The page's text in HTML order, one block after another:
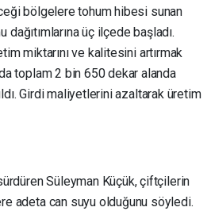
bölgelere tohum hibesi sunan
üç ilçede başladı.
miktarını ve kalitesini artırmak
toplam 2 bin 650 dekar alanda
Girdi maliyetlerini azaltarak üretim
Süleyman Küçük, çiftçilerin
adeta can suyu olduğunu söyledi.